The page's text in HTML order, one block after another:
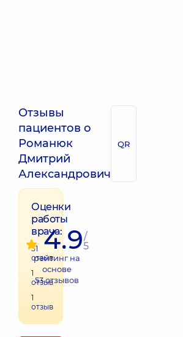
Отзывы
пациентов о
Романюк
Дмитрий
Александрович
QR
Оценки
работы
врача:
51
отзыв
1
отзыв
1
отзыв
4.9/
5
рейтинг на
основе
53отзывов